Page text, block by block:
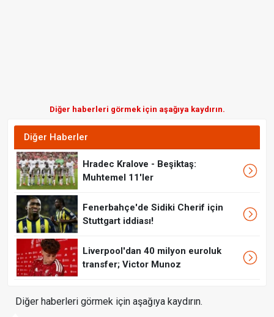
Diğer haberleri görmek için aşağıya kaydırın.
Diğer Haberler
Hradec Kralove - Beşiktaş:
Muhtemel 11'ler
Fenerbahçe'de Sidiki Cherif için
Stuttgart iddiası!
Liverpool'dan 40 milyon euroluk
transfer; Victor Munoz
Diğer haberleri görmek için aşağıya kaydırın.